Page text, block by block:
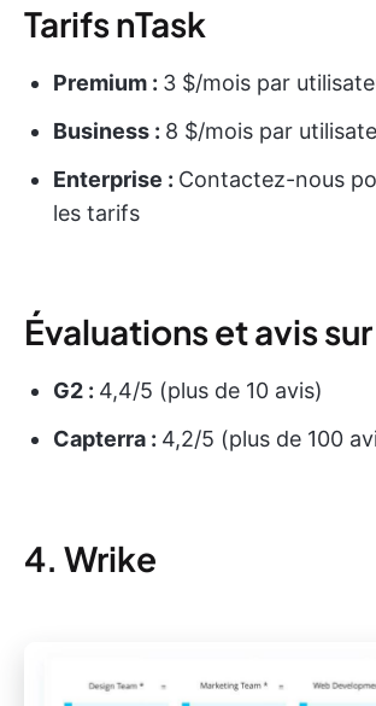
Tarifs nTask
Premium : 3 $/mois par
Business : 8 $/mois par
Enterprise : Contactez-nous
les tarifs
Évaluations et avis sur
G2 : 4,4/5 (plus de 10 avis)
Capterra : 4,2/5 (plus de 100
4. Wrike